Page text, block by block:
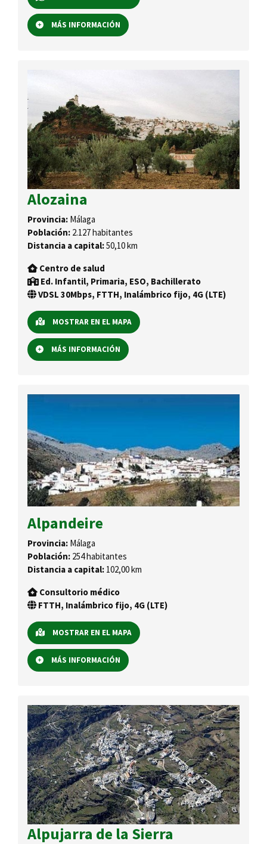
MÁS INFORMACIÓN
Alozaina
Provincia: Málaga
Población: 2.127 habitantes
Distancia a capital:50,10 km
Centro de salud
Ed. Infantil, Primaria, ESO, Bachillerato
VDSL 30Mbps, FTTH, Inalámbrico fijo, 4G (LTE)
MOSTRAR EN EL MAPA
MÁS INFORMACIÓN
Alpandeire
Provincia: Málaga
Población: 254 habitantes
Distancia a capital: 102,00 km
Consultorio médico
FTTH, Inalámbrico fijo, 4G (LTE)
MOSTRAR EN EL MAPA
MÁS INFORMACIÓN
Alpujarra de la Sierra